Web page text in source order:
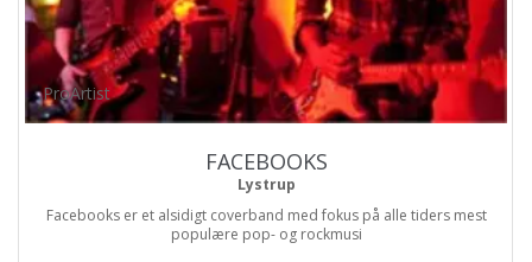
ProArtist
FACEBOOKS
Lystrup
Facebooks er et alsidigt coverband med fokus på alle tiders mest
populære pop- og rockmusi